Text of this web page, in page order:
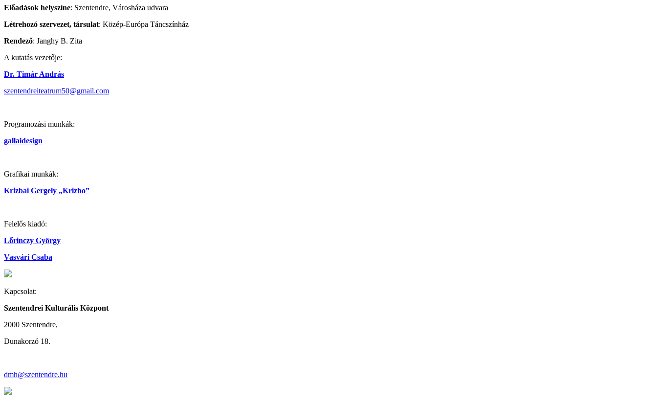
Előadások helyszíne: Szentendre, Városháza udvara
Létrehozó szervezet, társulat: Közép-Európa Táncszínház
Rendező: Janghy B. Zita
A kutatás vezetője:
Dr. Timár András
szentendreiteatrum50@gmail.com
Programozási munkák:
gallaidesign
Grafikai munkák:
Krizbai Gergely „Krizbo”
Felelős kiadó:
Lőrinczy György
Vasvári Csaba
Kapcsolat:
Szentendrei Kulturális Központ
2000 Szentendre,
Dunakorzó 18.
dmh@szentendre.hu